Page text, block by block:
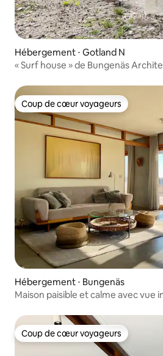
Hébergement ⋅ Gotland N
« Surf house » de Bungenäs
Coup de cœur voyageurs
Coup de cœur voyageurs
Hébergement ⋅ Bungenäs
Maison paisible et calme avec vue
Coup de cœur voyageurs
Coup de cœur voyageurs